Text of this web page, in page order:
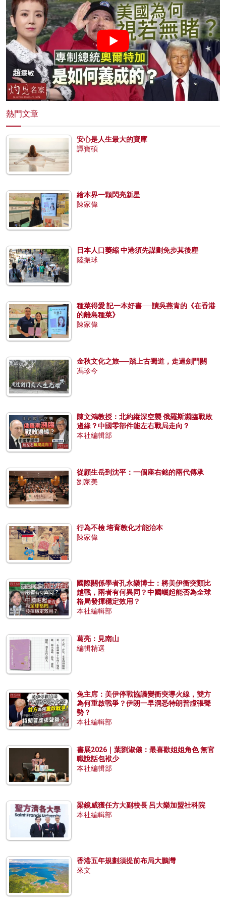
熱門文章
安心是人生最大的寶庫
譚寶碩
繪本界一顆閃亮新星
陳家偉
日本人口萎縮 中港須先謀劃免步其後塵
陸振球
種菜得愛 記一本好書──讀吳燕青的《在香港
的離島種菜》
陳家偉
金秋文化之旅──踏上古蜀道，走過劍門關
馮珍今
陳文鴻教授：北約縱深空襲 俄羅斯瀕臨戰敗
邊緣？中國零部件能左右戰局走向？
本社編輯部
從顧生岳到沈平：一個座右銘的兩代傳承
劉家美
行為不檢 培育教化才能治本
陳家偉
國際關係學者孔永樂博士：將美伊衝突類比
越戰，兩者有何異同？中國崛起能否為全球
格局發揮穩定效用？
本社編輯部
葛亮：見南山
編輯精選
兔主席：美伊停戰協議變衝突導火線，雙方
為何重啟戰爭？伊朗一早洞悉特朗普虛張聲
勢？
本社編輯部
書展2026｜葉劉淑儀：最喜歡姐姐角色 無官
職說話包袱少
本社編輯部
梁鏡威獲任方大副校長 呂大樂加盟社科院
本社編輯部
香港五年規劃須提前布局大鵬灣
來文